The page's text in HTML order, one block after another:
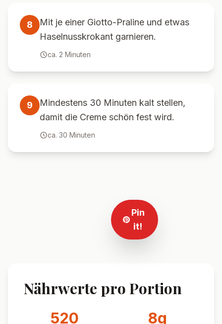
8
Mit je einer Giotto-Praline und etwas
Haselnusskrokant garnieren.
ca. 2 Minuten
9
Mindestens 30 Minuten kalt stellen,
damit die Creme schön fest wird.
ca. 30 Minuten